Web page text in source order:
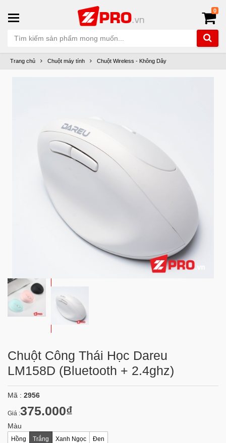
0
Trang chủ Chuột máy tính Chuột Wireless - Không Dây
Chuột Công Thái Học Dareu
LM158D (Bluetooth + 2.4ghz)
Mã : 2956
Giá :375.000₫
Màu
Hồng Trắng Xanh Ngọc Đen